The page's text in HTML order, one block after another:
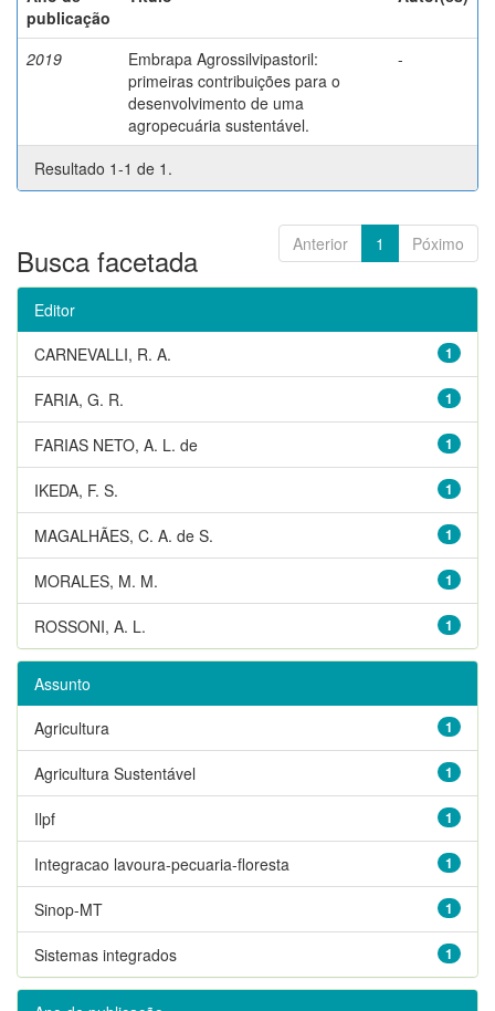
publicação
2019
Embrapa Agrossilvipastoril:
primeiras contribuições para o
desenvolvimento de uma
agropecuária sustentável.
-
Resultado 1-1 de 1.
Anterior 1 Póximo
Busca facetada
Editor
1
CARNEVALLI, R. A.
1
FARIA, G. R.
1
FARIAS NETO, A. L. de
1
IKEDA, F. S.
1
MAGALHÃES, C. A. de S.
1
MORALES, M. M.
1
ROSSONI, A. L.
Assunto
1
Agricultura
1
Agricultura Sustentável
1
Ilpf
1
Integracao lavoura-pecuaria-floresta
1
Sinop-MT
1
Sistemas integrados